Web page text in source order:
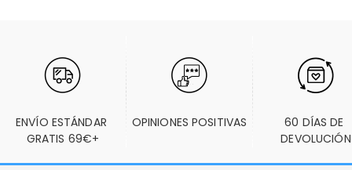
ENVÍO ESTÁNDAR
GRATIS 69€+
OPINIONES POSITIVAS
60 DÍAS DE
DEVOLUCIÓN